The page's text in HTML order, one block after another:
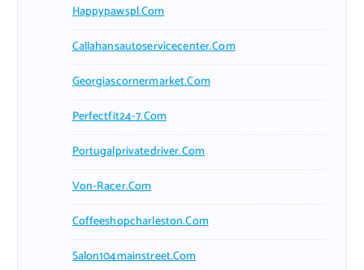
Happypawspl.com
Callahansautoservicecenter.com
Georgiascornermarket.com
Perfectfit24-7.com
Portugalprivatedriver.com
Von-Racer.com
Coffeeshopcharleston.com
Salon104mainstreet.com